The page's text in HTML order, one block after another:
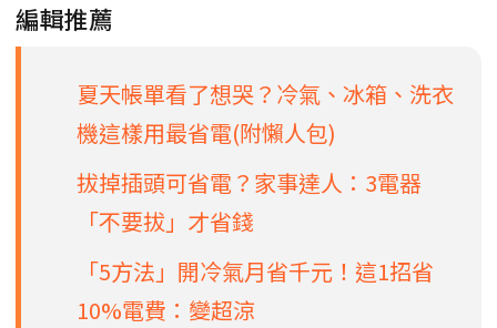
編輯推薦
夏天帳單看了想哭？冷氣、冰箱、洗衣
機這樣用最省電(附懶人包)
拔掉插頭可省電？家事達人：3電器
「不要拔」才省錢
「5方法」開冷氣月省千元！這1招省
10%電費：變超涼